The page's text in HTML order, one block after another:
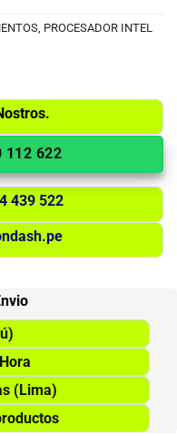
, PROCESADOR INTEL
112 622
439 522
(Lima)